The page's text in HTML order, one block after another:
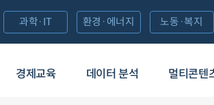
경제교육 데이터 분석 멀티콘텐
과학·IT 환경·에너지 노동·복지